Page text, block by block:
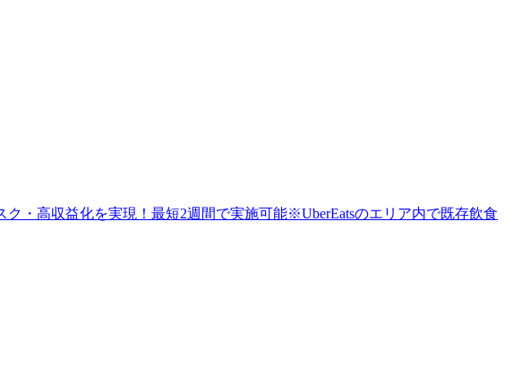
・高収益化を実現！最短2週間で実施可能※UberEatsのエリア内で既存飲食